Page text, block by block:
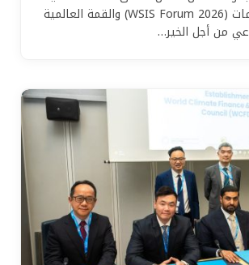
لمجتمع المعلومات (WSIS Forum 2026) والقمة العالمية
من أجل الخير…